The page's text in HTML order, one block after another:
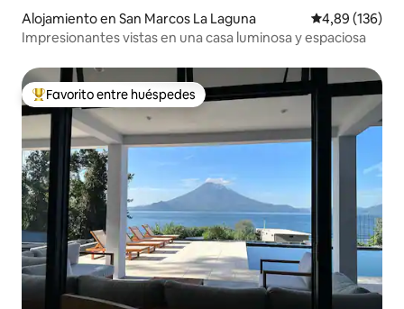
Alojamiento en San Marcos La Laguna Calificación
4,89 (136)
Impresionantes vistas en una casa luminosa y espaciosa
Favorito entre los huéspedes más destacados
Favorito entre huéspedes